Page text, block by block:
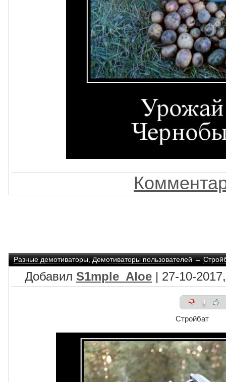
Разные демотиваторы,Демотиваторы пользователей→
Добавил S1mple_Aloe | 27-10-
0
Стройбат